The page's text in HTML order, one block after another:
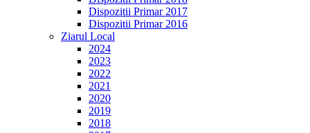
Dispozitii Primar 2017
Dispozitii Primar 2016
Ziarul Local
2024
2023
2022
2021
2020
2019
2018